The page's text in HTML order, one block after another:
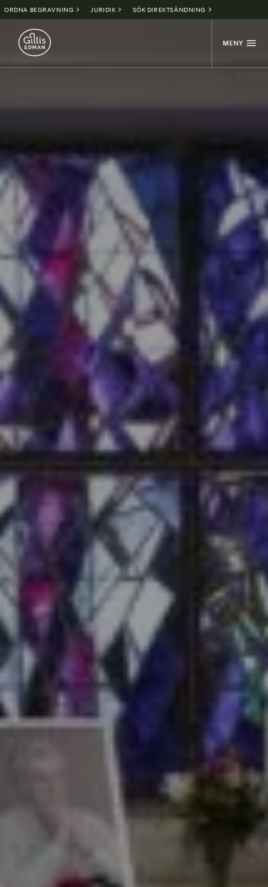
ORDNA BEGRAVNING JURIDIK SÖK DIREKTSÄNDNING
MENY